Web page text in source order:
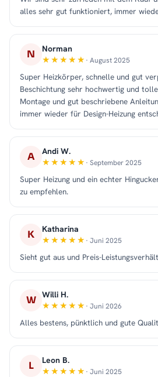
alles sehr gut funktioniert, immer
N Norman
· August 2025
Super Heizkörper, schnelle und gut
Beschichtung sehr hochwertig und
Montage und gut beschriebene
immer wieder für Design-Heizung
A Andi W.
· September 2025
Super Heizung und ein echter
zu empfehlen.
K Katharina
· Juni 2025
Sieht gut aus und Preis-
W Willi H.
· Juni 2026
Alles bestens, pünktlich und gute
L Leon B.
· Juni 2025